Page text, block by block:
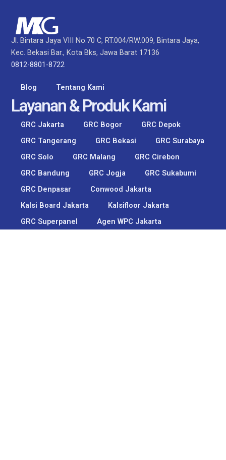
Jl. Bintara Jaya VIII No.70 C, RT.004/RW.009, Bintara Jaya,
Kec. Bekasi Bar., Kota Bks, Jawa Barat 17136
0812-8801-8722
Blog Tentang Kami
Layanan & Produk Kami
GRC Jakarta GRC Bogor
GRC Depok​
GRC Tangerang​
GRC Bekasi
GRC Surabaya
GRC Solo
GRC Malang
GRC Cirebon
GRC Bandung
GRC Jogja
GRC Sukabumi
GRC Denpasar
Conwood Jakarta
Kalsi Board Jakarta
Kalsifloor Jakarta
GRC Superpanel
Agen WPC Jakarta